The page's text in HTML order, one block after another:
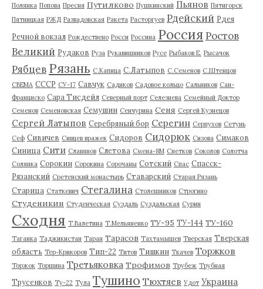
Полянка Попова Пресня Путилково Пушкинский Пьянов Пятигорск
Пятницкая РЖД Развадовская Ракета Расторгуев Рдейский Рдея
Речной вокзал Рождествено Росси Россина Россия Ростов
Великий Рудаков Руза Рукавишников Русе Рыбаков Е. Рысачок
Рябцев Рязань С.Капица С.Латыпов С.Семенов С.Штенцов
СВЕМА СССР СУ-17 Савчук Садиков Садовое кольцо Сальников Сан-
Франциско Сара Тисдейл Северный порт Селезнева Семейный Доктор
Семенов Семеновская Семушин Сенчурина Сеня Сергей Кузнецов
Сергей Латыпов Серебряный бор Серегин Серпухов Сетунь
Сеф Сивичев Сивцев вражек Сидоров Сидорюк Сизова Симаков
Синица Сити Славянов Слетова Смена-8М Снетков Соколов Солотча
Солянка Сорокин Сорокина Сорочаны Сотский Спас Спасск-
Рязанский Сретенский монастырь Ставарский Старая Рязань
Старица Статкевич Стегалина Столешников Строгино
Студеникин Студенческая Суздаль Суздальская Сурин
Сходня Т.Валетина Т.Мельяненко ТУ-95 ТУ-144 ТУ-160
Таганка Таджикистан Таран Тарасов Тахтамышев Тверская Тверская
область Тер-Крикоров Тип-22 Титов Тишкин Ткачев Торжков
Торжок Торшина Третьяковка Трофимов Трубеж Трубная
Трусенков Ту-22 Тула Тушино Тюхтяев Удот Украина